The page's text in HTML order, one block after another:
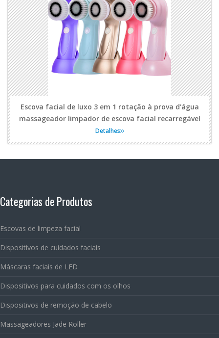
Escova facial de luxo 3 em 1 rotação à prova d'água
massageador limpador de escova facial recarregável
Detalhes
Categorias de Produtos
Escovas de limpeza facial
Dispositivos de cuidados faciais
Máscaras faciais de LED
Dispositivos para cuidados com os olhos
Dispositivos de remoção de cabelo
Massageadores Jade Roller